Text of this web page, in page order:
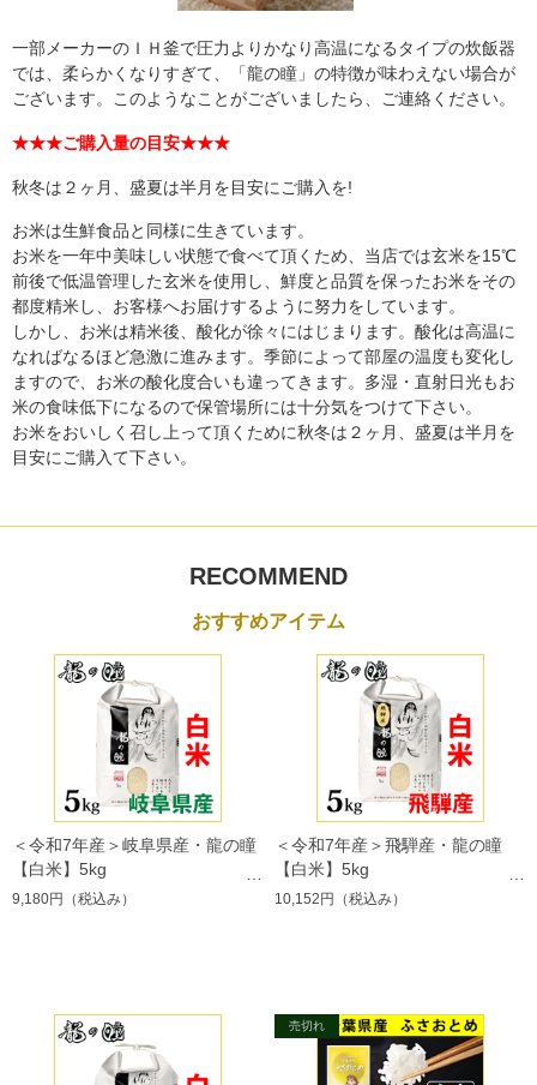
一部メーカーのＩＨ釜で圧力よりかなり高温になるタイプの炊飯器
では、柔らかくなりすぎて、「龍の瞳」の特徴が味わえない場合が
ございます。このようなことがございましたら、ご連絡ください。
★★★ご購入量の目安★★★
秋冬は２ヶ月、盛夏は半月を目安にご購入を!
お米は生鮮食品と同様に生きています。
お米を一年中美味しい状態で食べて頂くため、当店では玄米を15℃
前後で低温管理した玄米を使用し、鮮度と品質を保ったお米をその
都度精米し、お客様へお届けするように努力をしています。
しかし、お米は精米後、酸化が徐々にはじまります。酸化は高温に
なればなるほど急激に進みます。季節によって部屋の温度も変化し
ますので、お米の酸化度合いも違ってきます。多湿・直射日光もお
米の食味低下になるので保管場所には十分気をつけて下さい。
お米をおいしく召し上って頂くために秋冬は２ヶ月、盛夏は半月を
目安にご購入て下さい。
RECOMMEND
おすすめアイテム
＜令和7年産＞岐阜県産・龍の瞳
【白米】5kg
9,180円 （税込み）
＜令和7年産＞飛騨産・龍の瞳
【白米】5kg
10,152円 （税込み）